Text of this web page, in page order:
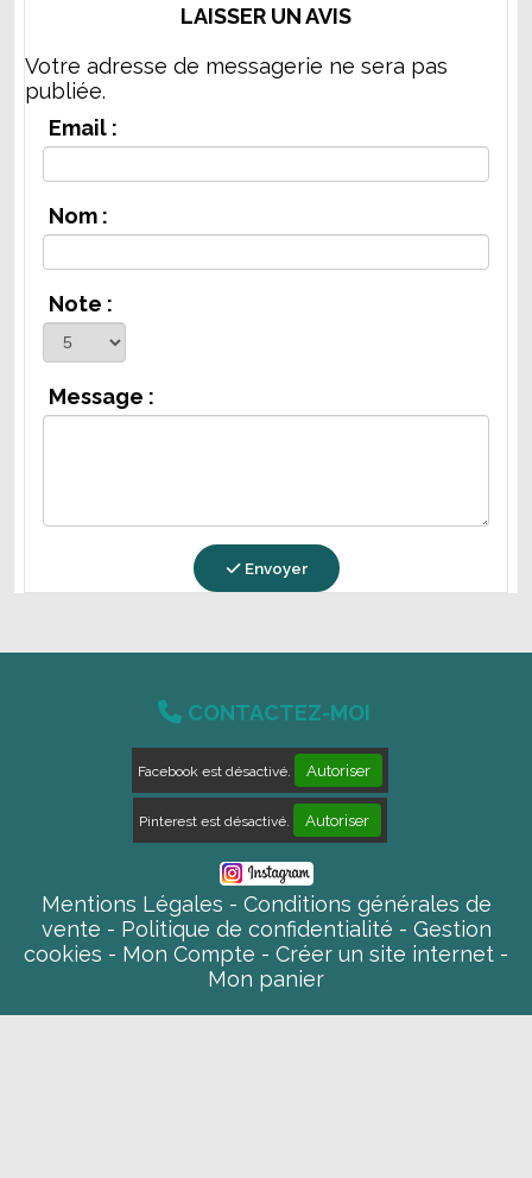
LAISSER UN AVIS
Votre adresse de messagerie ne sera pas
publiée.
Email :
Nom :
Note :
Message :
Envoyer
 CONTACTEZ-MOI
Facebook est désactivé. Autoriser
Pinterest est désactivé. Autoriser
Mentions Légales
Conditions générales de
vente
Politique de confidentialité
Gestion
cookies
Mon Compte
Créer un site internet
Mon panier